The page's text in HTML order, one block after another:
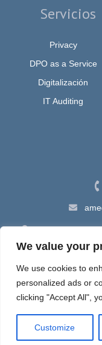
We value your
We use cookies to
personalized ads or
clicking "Accept All",
Customize
Servicios
Privacy
DPO as a Service
Digitalización
IT Auditing
Av. Rambla
Aviso Legal|
Espira,